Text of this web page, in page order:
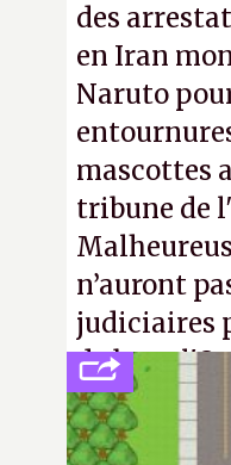
des
en Iran
Naruto
mascottes
tribune de
n’auront
judiciaires
de bras,